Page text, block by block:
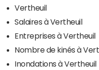
Vertheuil
Salaires à Vertheuil
Entreprises à Vertheuil
Nombre de kinés à
Inondations à Vertheuil